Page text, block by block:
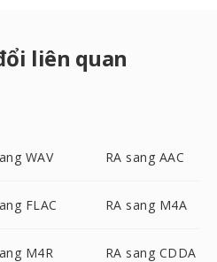
liên quan
WAV RA sang AAC
FLAC RA sang M4A
M4R RA sang CDDA